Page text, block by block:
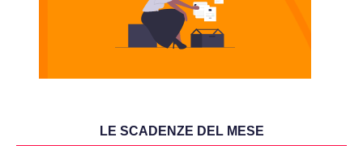
LE SCADENZE DEL MESE